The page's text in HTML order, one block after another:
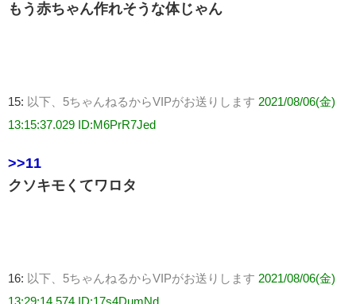
もう赤ちゃん作れそうな体じゃん
15: 以下、5ちゃんねるからVIPがお送りします 2021/08/06(金)
13:15:37.029 ID:M6PrR7Jed
>>11
クソキモくてワロタ
16: 以下、5ちゃんねるからVIPがお送りします 2021/08/06(金)
13:29:14.574 ID:17s4DumNd